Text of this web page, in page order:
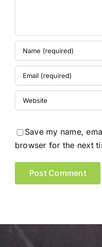
Save my name,
browser for the next